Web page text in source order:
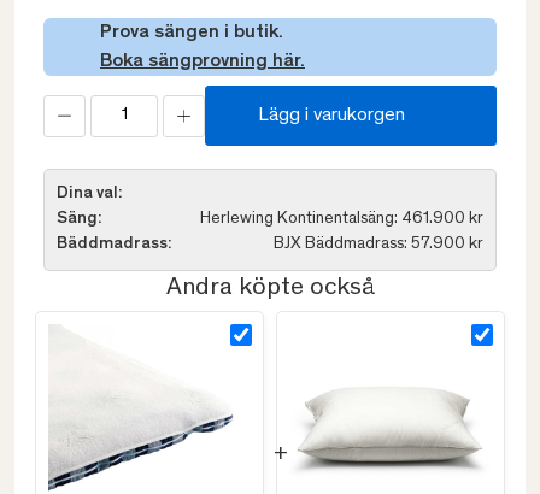
Prova sängen i butik.
Boka sängprovning här.
Lägg i varukorgen
Dina val:
Säng:
Herlewing Kontinentalsäng: 461.900 kr
Bäddmadrass:
BJX Bäddmadrass: 57.900 kr
Andra köpte också